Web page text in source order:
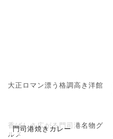
大正ロマン漂う格調高き洋館
門司港焼きカレー
香ばしさ広がる門司港名物グ
ルメ